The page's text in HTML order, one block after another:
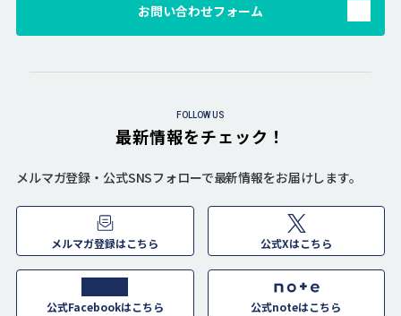
お問い合わせフォーム
FOLLOW US
最新情報をチェック！
メルマガ登録・公式SNSフォローで最新情報をお届けします。
メルマガ登録はこちら 公式Xはこちら
公式Facebookはこちら 公式noteはこちら